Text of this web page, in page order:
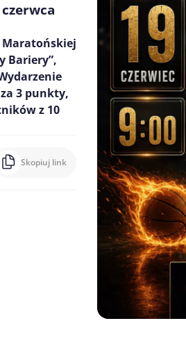
Maratońskiej
Bariery”,
3 punkty,
z 10
Skopiuj link